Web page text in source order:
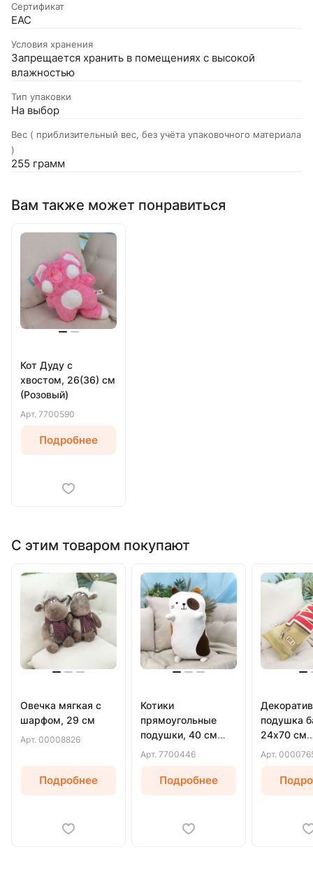
Сертификат
EAC
Условия хранения
Запрещается хранить в помещениях с высокой
влажностью
Тип упаковки
На выбор
Вес ( приблизительный вес, без учёта упаковочного материала
)
255 грамм
Вам также может понравиться
Кот Дуду с
хвостом, 26(36) см
(Розовый)
Арт. 7700590
Подробнее
С этим товаром покупают
Овечка мягкая с
шарфом, 29 см
Арт. 00008826
Подробнее
Котики
прямоугольные
подушки, 40 см
(Белый)
Арт. 7700446
Подробнее
подушка
24х70 см
(Бежевый)
Арт.